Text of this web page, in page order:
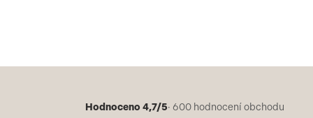
Hodnoceno 4,7/5· 600 hodnocení obchodu